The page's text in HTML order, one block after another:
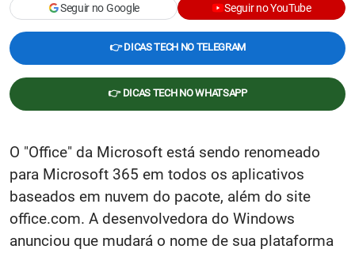
Seguir no Google
Seguir no YouTube
👉 DICAS TECH NO TELEGRAM
👉 DICAS TECH NO WHATSAPP
O "Office" da Microsoft está sendo renomeado
para Microsoft 365 em todos os aplicativos
baseados em nuvem do pacote, além do site
office.com. A desenvolvedora do Windows
anunciou que mudará o nome de sua plataforma